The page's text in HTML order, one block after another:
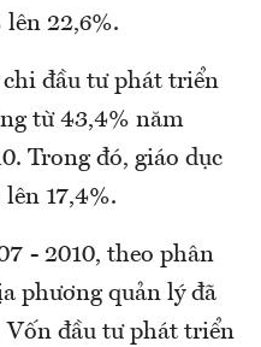
lên 22,6%.
đầu tư phát triển
từ 43,4% năm
Trong đó, giáo dục
17,4%.
- 2010, theo phân
phương quản lý đã
Vốn đầu tư phát triển